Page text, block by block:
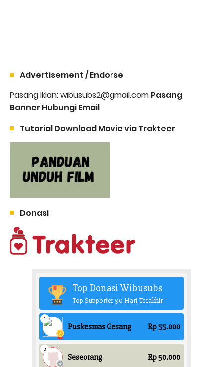
Advertisement / Endorse
Pasang Iklan: wibusubs2@gmail.com Pasang
Banner Hubungi Email
Tutorial Download Movie via Trakteer
Donasi